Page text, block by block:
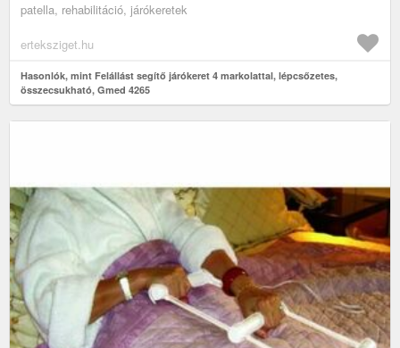
patella, rehabilitáció, járókeretek
erteksziget.hu
Hasonlók, mint Felállást segítő járókeret 4 markolattal, lépcsőzetes,
összecsukható, Gmed 4265